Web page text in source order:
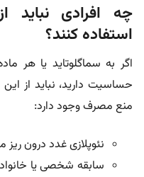
چه افرادی نباید
استفاده کنند؟
اگر به سماگلوتاید یا هر
حساسیت دارید، نباید از
منع مصرف وجود دارد:
نئوپلازی غدد درون ریز متعدد نوع 2
سابقه شخصی یا